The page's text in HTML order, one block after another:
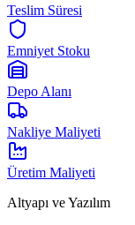
Teslim Süresi
Emniyet Stoku
Depo Alanı
Nakliye Maliyeti
Üretim Maliyeti
Altyapı ve Yazılım